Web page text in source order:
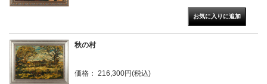
秋の村
価格： 216,300円(税込)